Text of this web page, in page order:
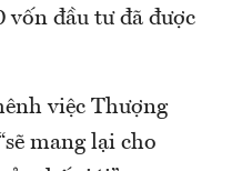
vốn đầu tư đã được
việc Thượng
mang lại cho